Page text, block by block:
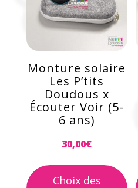
Monture solaire
Les P’tits
Doudous x
Écouter Voir (5-
6 ans)
30,00€
Choix des
variations.
options
peuvent
choisies
sur
produit